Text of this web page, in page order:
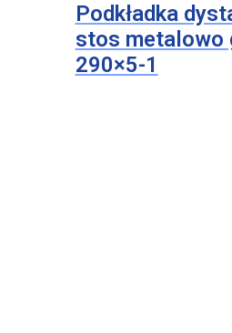
Podkładka
stos metalowo
290×5-1